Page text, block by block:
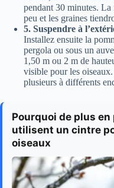
pendant 30 minutes.
peu et les graines
5. Suspendre à
Installez ensuite la
pergola ou sous un
1,50 m ou 2 m de
visible pour les
plusieurs à différents
Pourquoi de plus
utilisent un cintre
oiseaux